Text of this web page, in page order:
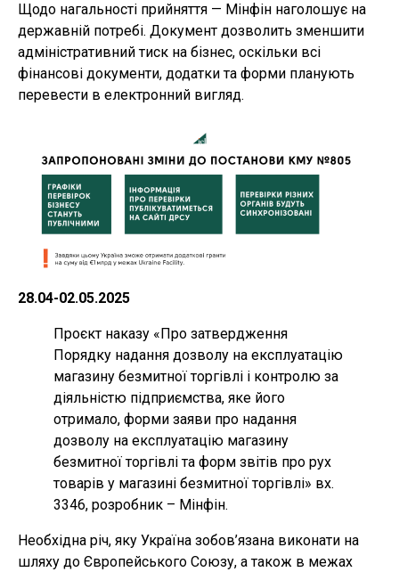
Щодо нагальності прийняття — Мінфін наголошує на
державній потребі. Документ дозволить зменшити
адміністративний тиск на бізнес, оскільки всі
фінансові документи, додатки та форми планують
перевести в електронний вигляд.
28.04-02.05.2025
Проєкт наказу «Про затвердження
Порядку надання дозволу на експлуатацію
магазину безмитної торгівлі і контролю за
діяльністю підприємства, яке його
отримало, форми заяви про надання
дозволу на експлуатацію магазину
безмитної торгівлі та форм звітів про рух
товарів у магазині безмитної торгівлі» вх.
3346, розробник – Мінфін.
Необхідна річ, яку Україна зобов’язана виконати на
шляху до Європейського Союзу, а також в межах